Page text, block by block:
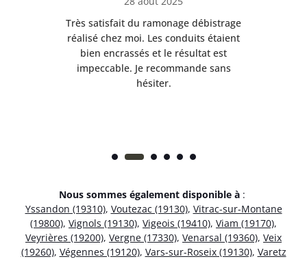
Très satisfait du ramonage débistrage
réalisé chez moi. Les conduits étaient
bien encrassés et le résultat est
impeccable. Je recommande sans
hésiter.
Nous sommes également disponible à :
Yssandon (19310), Voutezac (19130), Vitrac-sur-Montane
(19800), Vignols (19130), Vigeois (19410), Viam (19170),
Veyrières (19200), Vergne (17330), Venarsal (19360), Veix
(19260), Végennes (19120), Vars-sur-Roseix (19130), Varetz